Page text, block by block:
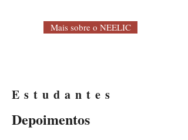
Mais sobre o NEELIC
Estudantes
Depoimentos